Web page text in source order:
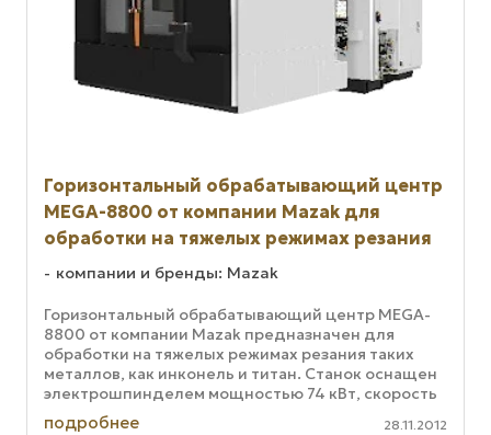
Горизонтальный обрабатывающий центр
MEGA-8800 от компании Mazak для
обработки на тяжелых режимах резания
компании и бренды: Mazak
Горизонтальный обрабатывающий центр MEGA-
8800 от компании Mazak предназначен для
обработки на тяжелых режимах резания таких
металлов, как инконель и титан. Станок оснащен
электрошпинделем мощностью 74 кВт, скорость
вращения которого составляет 4000 ...
подробнее 28.11.2012